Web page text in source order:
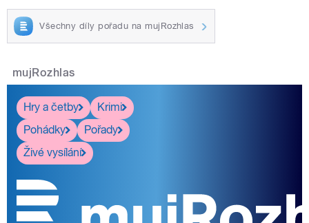
Všechny díly pořadu na mujRozhlas
mujRozhlas
Hry a četby
Krimi
Pohádky
Pořady
Živé vysílání